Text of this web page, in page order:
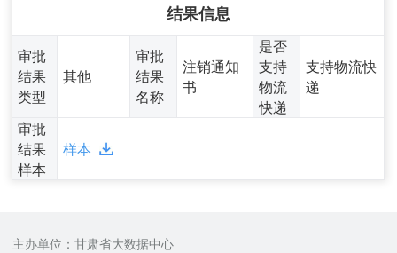
结果信息
审批
结果
类型
其他
审批
结果
名称
注销通知
书
是否
支持
物流
快递
支持物流快
递
审批
结果
样本
样本
主办单位：甘肃省大数据中心